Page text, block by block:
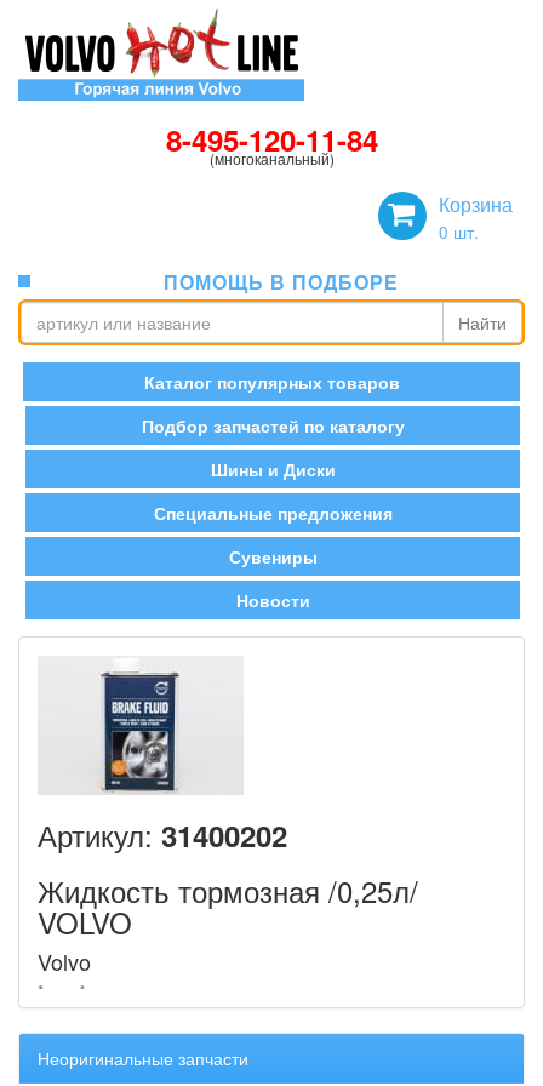
8-495-120-11-84
(многоканальный)
Корзина
0 шт.
ПОМОЩЬ В ПОДБОРЕ
Найти
Каталог популярных товаров
Подбор запчастей по каталогу
Шины и Диски
Специальные предложения
Сувениры
Новости
Артикул: 31400202
Жидкость тормозная /0,25л/
VOLVO
Volvo
Неоригинальные запчасти